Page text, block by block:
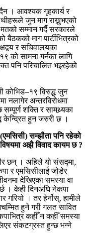
। आवश्यक गृहकार्य र
जुन माग राख्नुभएको
सम्मान गर्दै सरकारले
बैठकको माग पार्टीभित्रको
र सचिवालयका
को सामना गर्नका लागि
पनि परिचालित भइरहेको
कोभिड–१९ विरुद्ध जुन
नलागेर अन्तरविरोधमा
शक्ति र सामथ्र्यका
केन्द्रित हुन जरुरी छ ।
सम्झौता पनि रहेको
अझै विवाद कायम छ ?
छन् । अहिले यो संसद्मा,
र एमसिसीलाई जोडेर
देखिएका समस्या वा
। केही दिनअघि नेकपा
। तर हेर्नोस्, हामीले
हुने गरी गलत सावित
कहीँ न कहीँ समस्या
संकटग्रस्त हुन्छ भन्ने